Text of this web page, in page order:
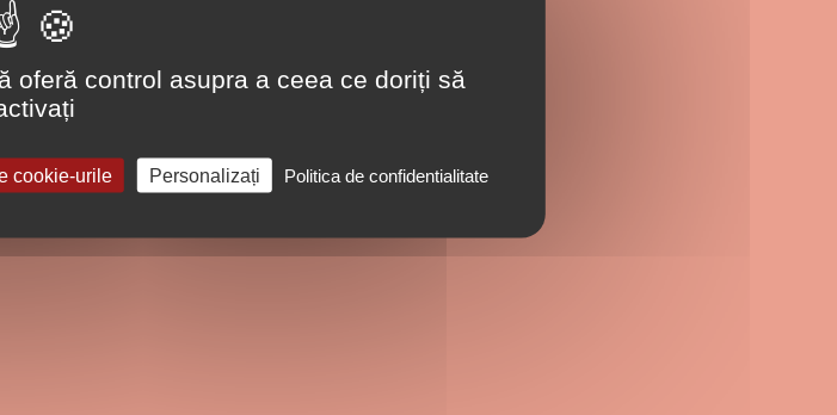
oferă control asupra a ceea ce doriți să
cookie-urile Personalizați Politica de confidentialitate